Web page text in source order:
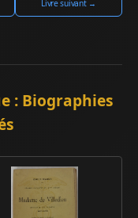
Livre suivant →
: Biographies